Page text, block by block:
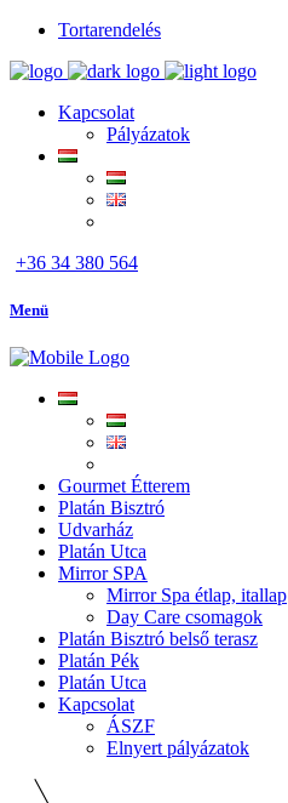
Tortarendelés
Kapcsolat
Pályázatok
+36 34 380 564
Menü
Gourmet Étterem
Platán Bisztró
Udvarház
Platán Utca
Mirror SPA
Mirror Spa étlap, itallap
Day Care csomagok
Platán Bisztró belső terasz
Platán Pék
Platán Utca
Kapcsolat
ÁSZF
Elnyert pályázatok